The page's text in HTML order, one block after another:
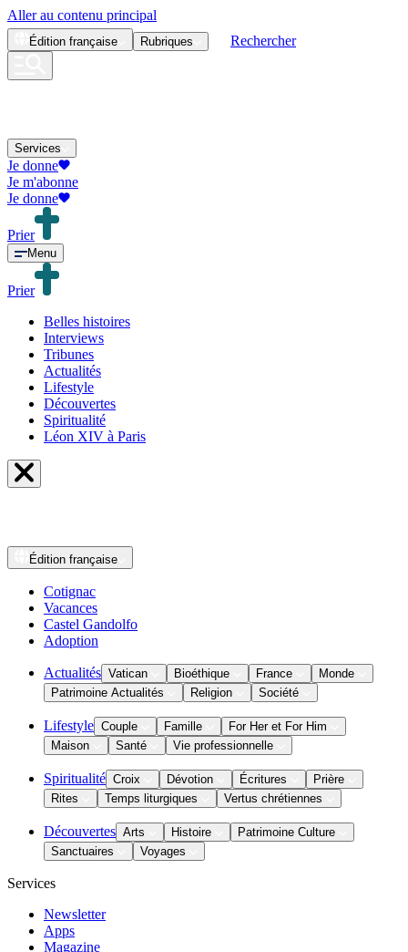
Aller au contenu principal
Édition française Rubriques Rechercher
Services
Je donne
Je m'abonne
Je donne
Prier
Menu
Prier
Belles histoires
Interviews
Tribunes
Actualités
Lifestyle
Découvertes
Spiritualité
Léon XIV à Paris
Édition française
Cotignac
Vacances
Castel Gandolfo
Adoption
Actualités Vatican Bioéthique France
Monde
Patrimoine Actualités
Religion Société
Lifestyle Couple Famille
For Her et For Him
Maison
Santé Vie professionnelle
Spiritualité Croix Dévotion Écritures
Prière
Rites
Temps liturgiques Vertus chrétiennes
Découvertes Arts Histoire
Patrimoine Culture
Sanctuaires
Voyages
Services
Newsletter
Apps
Magazine